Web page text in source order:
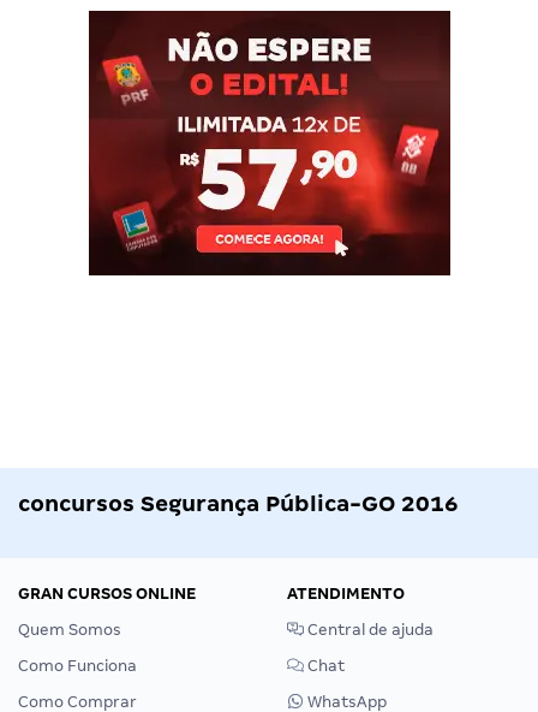
concursos Segurança Pública-GO 2016
GRAN CURSOS ONLINE
Quem Somos
Como Funciona
Como Comprar
ATENDIMENTO
Central de ajuda
Chat
WhatsApp